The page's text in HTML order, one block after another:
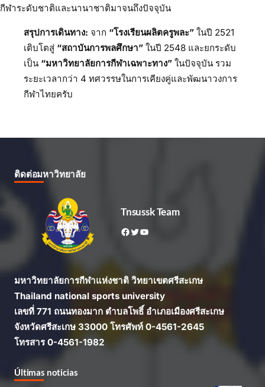
กีฬาระดับชาติและนานาชาติมาจนถึงปัจจุบัน
สรุปการเดินทาง: จาก “โรงเรียนผลิตครูพละ” ในปี 2521
เติบโตสู่ “สถาบันการพลศึกษา” ในปี 2548 และยกระดับ
เป็น “มหาวิทยาลัยการกีฬาเฉพาะทาง” ในปัจจุบัน รวม
ระยะเวลากว่า 4 ทศวรรษในการเคียงคู่และพัฒนาวงการ
กีฬาไทยครับ
ติดต่อมหาวิทยาลัย
Tnsussk Team
Facebook Twitter YouTube
มหาวิทยาลัยการกีฬาแห่งชาติ วิทยาเขตศรีสะเกษ
Thailand national sports university
เลขที่ 771 ถนนทองมาก ตำบลโพธิ์ อำเภอเมืองศรีสะเกษ
จังหวัดศรีสะเกษ 33000 โทรศัพท์ 0-4561-2645
โทรสาร 0-4561-1982
Últimas noticias